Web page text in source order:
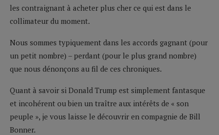
les contraignant à acheter plus cher ce qui est dans le
collimateur du moment.
Nous sommes typiquement dans les accords gagnant (pour
un petit nombre) – perdant (pour le plus grand nombre)
que nous dénonçons au fil de ces chroniques.
Quant à savoir si Donald Trump est simplement fantasque
et incohérent ou bien un traître aux intérêts de « son
peuple », je vous laisse le découvrir en compagnie de Bill
Bonner.